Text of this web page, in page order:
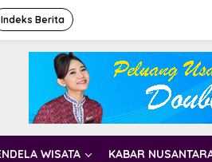
Indeks Berita
WISATA KABAR